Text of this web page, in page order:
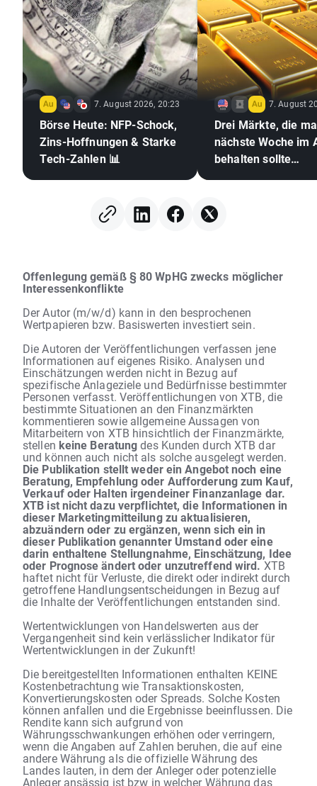
7. August 2026, 20:23
Börse Heute: NFP-Schock,
Zins-Hoffnungen & Starke
Tech-Zahlen 📊
7. August
Drei Märkte, die
nächste Woche im
behalten sollte
Offenlegung gemäß § 80 WpHG zwecks möglicher
Interessenkonflikte
Der Autor (m/w/d) kann in den besprochenen
Wertpapieren bzw. Basiswerten investiert sein.
Die Autoren der Veröffentlichungen verfassen jene
Informationen auf eigenes Risiko. Analysen und
Einschätzungen werden nicht in Bezug auf
spezifische Anlageziele und Bedürfnisse bestimmter
Personen verfasst. Veröffentlichungen von XTB, die
bestimmte Situationen an den Finanzmärkten
kommentieren sowie allgemeine Aussagen von
Mitarbeitern von XTB hinsichtlich der Finanzmärkte,
stellen keine Beratungdes Kunden durch XTB dar
und können auch nicht als solche ausgelegt werden.
Die Publikation stellt weder ein Angebot noch eine
Beratung, Empfehlung oder Aufforderung zum Kauf,
Verkauf oder Halten irgendeiner Finanzanlage dar.
XTB ist nicht dazu verpflichtet, die Informationen in
dieser Marketingmitteilung zu aktualisieren,
abzuändern oder zu ergänzen, wenn sich ein in
dieser Publikation genannter Umstand oder eine
darin enthaltene Stellungnahme, Einschätzung, Idee
oder Prognose ändert oder unzutreffend wird.XTB
haftet nicht für Verluste, die direkt oder indirekt durch
getroffene Handlungsentscheidungen in Bezug auf
die Inhalte der Veröffentlichungen entstanden sind.
Wertentwicklungen von Handelswerten aus der
Vergangenheit sind kein verlässlicher Indikator für
Wertentwicklungen in der Zukunft!
Die bereitgestellten Informationen enthalten KEINE
Kostenbetrachtung wie Transaktionskosten,
Konvertierungskosten oder Spreads. Solche Kosten
können anfallen und die Ergebnisse beeinflussen. Die
Rendite kann sich aufgrund von
Währungsschwankungen erhöhen oder verringern,
wenn die Angaben auf Zahlen beruhen, die auf eine
andere Währung als die offizielle Währung des
Landes lauten, in dem der Anleger oder potenzielle
Anleger ansässig ist bzw in welcher Währung das